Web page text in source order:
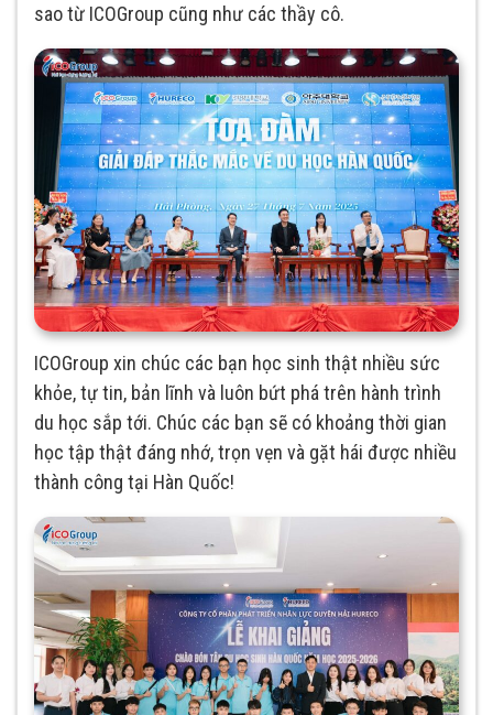
sao từ ICOGroup cũng như các thầy cô.
ICOGroup xin chúc các bạn học sinh thật nhiều sức
khỏe, tự tin, bản lĩnh và luôn bứt phá trên hành trình
du học sắp tới. Chúc các bạn sẽ có khoảng thời gian
học tập thật đáng nhớ, trọn vẹn và gặt hái được nhiều
thành công tại Hàn Quốc!